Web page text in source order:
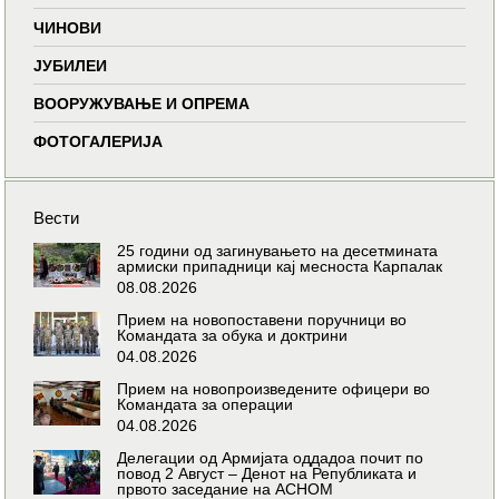
ЧИНОВИ
ЈУБИЛЕИ
ВООРУЖУВАЊЕ И ОПРЕМА
ФОТОГАЛЕРИЈА
Вести
25 години од загинувањето на десетмината
армиски припадници кај месноста Карпалак
08.08.2026
Прием на новопоставени поручници во
Командата за обука и доктрини
04.08.2026
Прием на новопроизведените офицери во
Командата за операции
04.08.2026
Делегации од Армијата оддадоа почит по
повод 2 Август – Денот на Републиката и
првото заседание на АСНОМ